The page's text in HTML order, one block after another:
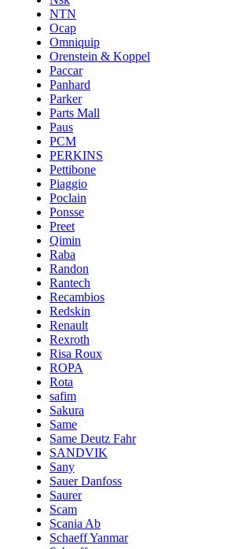
NTN
Ocap
Omniquip
Orenstein & Koppel
Paccar
Panhard
Parker
Parts Mall
Paus
PCM
PERKINS
Pettibone
Piaggio
Poclain
Ponsse
Preet
Qimin
Raba
Randon
Rantech
Recambios
Redskin
Renault
Rexroth
Risa Roux
ROPA
Rota
safim
Sakura
Same
Same Deutz Fahr
SANDVIK
Sany
Sauer Danfoss
Saurer
Scam
Scania Ab
Schaeff Yanmar